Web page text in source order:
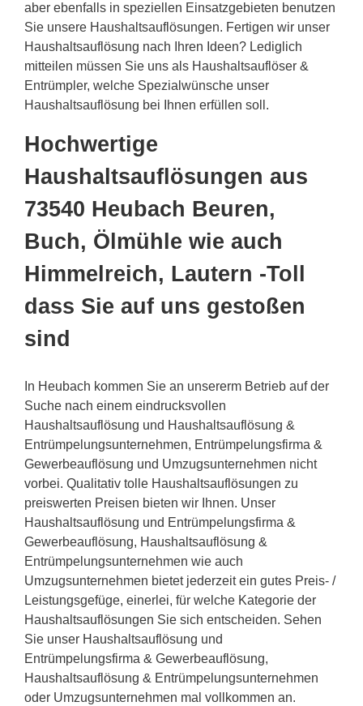
aber ebenfalls in speziellen Einsatzgebieten benutzen
Sie unsere Haushaltsauflösungen. Fertigen wir unser
Haushaltsauflösung nach Ihren Ideen? Lediglich
mitteilen müssen Sie uns als Haushaltsauflöser &
Entrümpler, welche Spezialwünsche unser
Haushaltsauflösung bei Ihnen erfüllen soll.
Hochwertige
Haushaltsauflösungen aus
73540 Heubach Beuren,
Buch, Ölmühle wie auch
Himmelreich, Lautern -Toll
dass Sie auf uns gestoßen
sind
In Heubach kommen Sie an unsererm Betrieb auf der
Suche nach einem eindrucksvollen
Haushaltsauflösung und Haushaltsauflösung &
Entrümpelungsunternehmen, Entrümpelungsfirma &
Gewerbeauflösung und Umzugsunternehmen nicht
vorbei. Qualitativ tolle Haushaltsauflösungen zu
preiswerten Preisen bieten wir Ihnen. Unser
Haushaltsauflösung und Entrümpelungsfirma &
Gewerbeauflösung, Haushaltsauflösung &
Entrümpelungsunternehmen wie auch
Umzugsunternehmen bietet jederzeit ein gutes Preis- /
Leistungsgefüge, einerlei, für welche Kategorie der
Haushaltsauflösungen Sie sich entscheiden. Sehen
Sie unser Haushaltsauflösung und
Entrümpelungsfirma & Gewerbeauflösung,
Haushaltsauflösung & Entrümpelungsunternehmen
oder Umzugsunternehmen mal vollkommen an.